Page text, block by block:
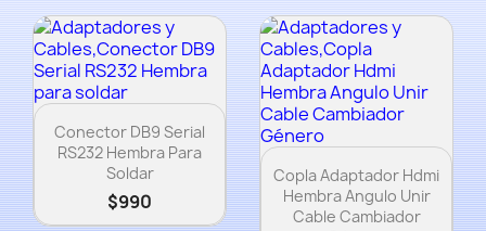
Vista rápida
Conector DB9 Serial
RS232 Hembra Para
Soldar
$990
 Vista rápida
Copla Adaptador Hdmi
Hembra Angulo Unir
Cable Cambiador